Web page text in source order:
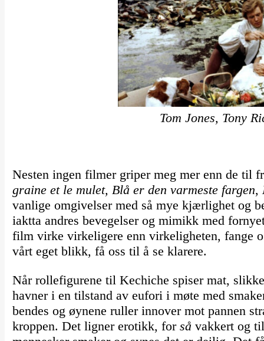
Tom Jones, Tony
Nesten ingen filmer griper meg mer enn de til
graine et le mulet, Blå er den varmeste fargen,
vanlige omgivelser med så mye kjærlighet og
iaktta andres bevegelser og mimikk med
film virke virkeligere enn virkeligheten, fange
vårt eget blikk, få oss til å se klarere.
Når rollefigurene til Kechiche spiser mat,
havner i en tilstand av eufori i møte med
bendes og øynene ruller innover mot pannen
kroppen. Det ligner erotikk, for så vakkert og